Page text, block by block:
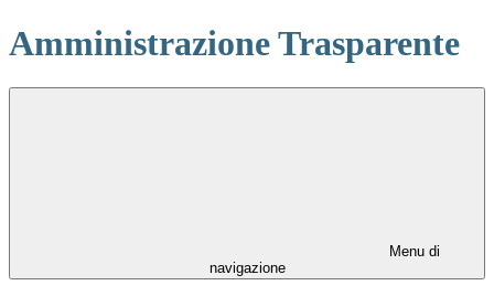
Amministrazione Trasparente
Menu di
navigazione